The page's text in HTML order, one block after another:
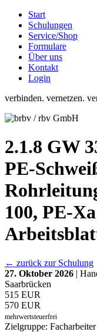
Start
Schulungen
Service/Shop
Formulare
Über uns
Kontakt
Login
verbinden. vernetzen.
2.1.8 GW
PE-
100, PE-
← zurück zur Schulung
27. Oktober 2026 |
Saarbrücken
515 EUR
570 EUR
mehrwertsteuerfrei
Zielgruppe: